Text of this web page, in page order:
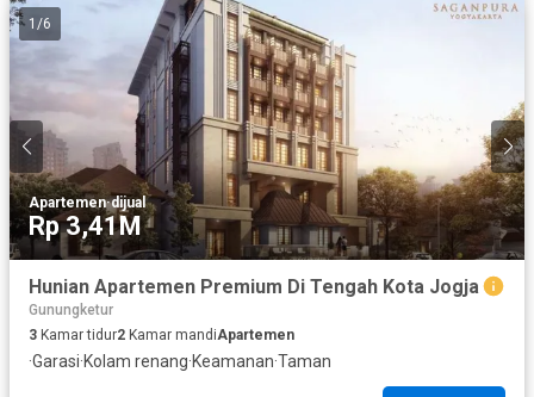
1 /6
Apartemen·dijual
Rp 3,41M
Hunian Apartemen Premium Di Tengah Kota Jogja
Gunungketur
3 Kamar tidur2 Kamar mandiApartemen
·Garasi·Kolam renang·Keamanan·Taman